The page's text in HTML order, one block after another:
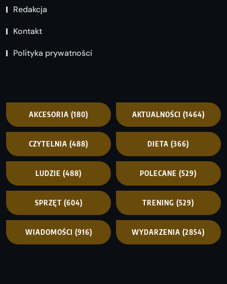
Redakcja
Kontakt
Polityka prywatności
AKCESORIA (180) AKTUALNOŚCI (1464)
CZYTELNIA (488) DIETA (366)
LUDZIE (488) POLECANE (529)
SPRZĘT (604) TRENING (529)
WIADOMOŚCI (916) WYDARZENIA (2854)